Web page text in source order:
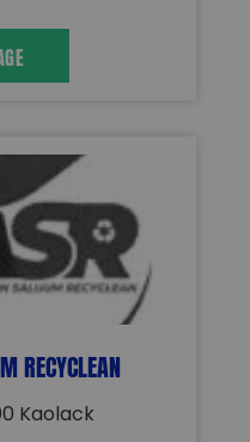
RECYCLEAN
Kaolack